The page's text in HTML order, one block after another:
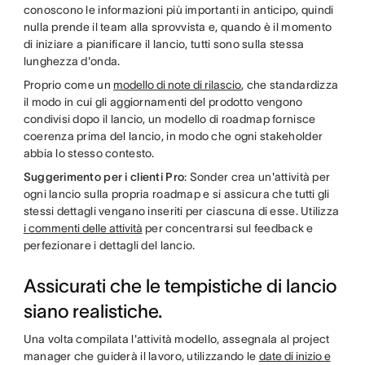
conoscono le informazioni più importanti in anticipo, quindi
nulla prende il team alla sprovvista e, quando è il momento
di iniziare a pianificare il lancio, tutti sono sulla stessa
lunghezza d'onda.
Proprio come un modello di note di rilascio, che standardizza
il modo in cui gli aggiornamenti del prodotto vengono
condivisi dopo il lancio, un modello di roadmap fornisce
coerenza prima del lancio, in modo che ogni stakeholder
abbia lo stesso contesto.
Suggerimento per i clienti Pro: Sonder crea un'attività per
ogni lancio sulla propria roadmap e si assicura che tutti gli
stessi dettagli vengano inseriti per ciascuna di esse. Utilizza
i commenti delle attività per concentrarsi sul feedback e
perfezionare i dettagli del lancio.
Assicurati che le tempistiche di lancio
siano realistiche.
Una volta compilata l'attività modello, assegnala al project
manager che guiderà il lavoro, utilizzando le date di inizio e